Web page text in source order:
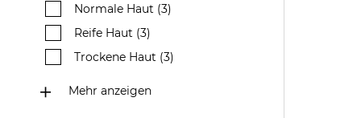
Normale Haut (3)
Reife Haut (3)
Trockene Haut (3)
Mehr anzeigen